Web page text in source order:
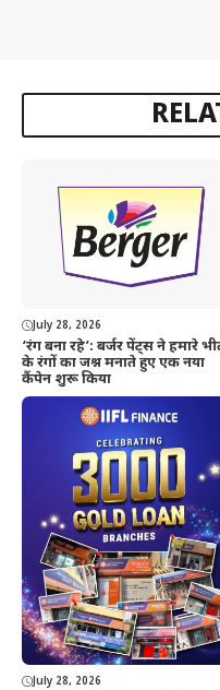
July 28, 2026
‘रंग बना रहे’: बर्जर पेंट्स ने हमारे
के रंगों का जश्न मनाते हुए एक नया
कैंपेन शुरू किया
July 28, 2026